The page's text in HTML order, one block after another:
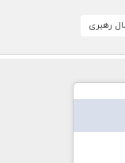
رهبری